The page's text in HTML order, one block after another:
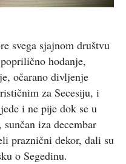
svega sjajnom društvu
hodanje,
očarano divljenje
za Secesiju, i
i ne pije dok se u
iza decembar
praznični dekor, dali su
o Segedinu.